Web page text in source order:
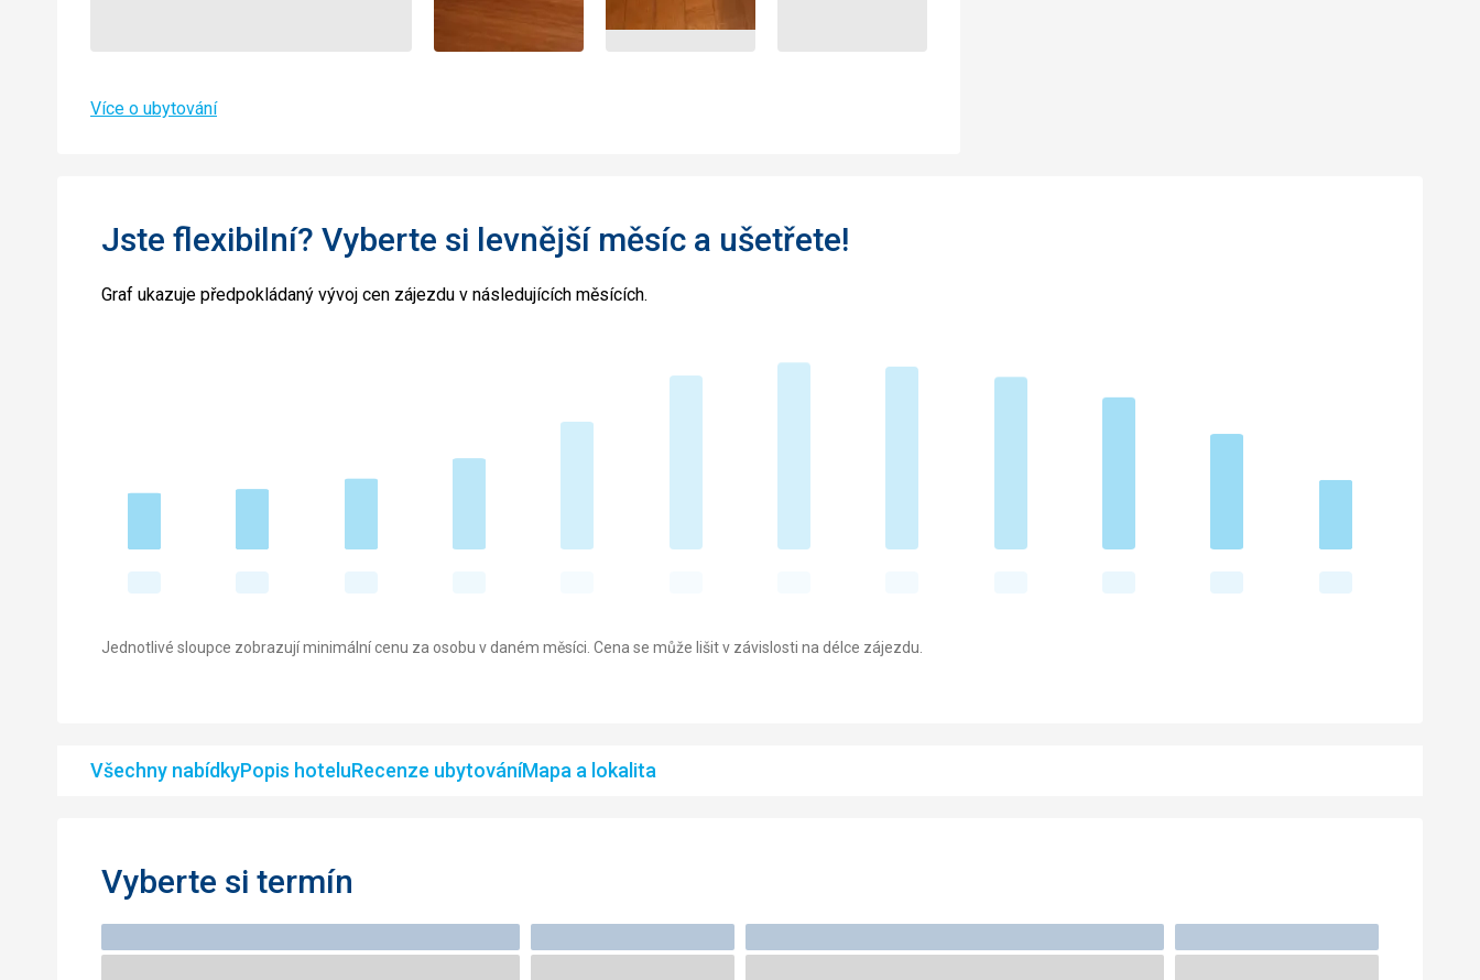
Více o ubytování
Jste flexibilní? Vyberte si levnější měsíc a ušetřete!
Graf ukazuje předpokládaný vývoj cen zájezdu v následujících měsících.
Jednotlivé sloupce zobrazují minimální cenu za osobu v daném měsíci. Cena se může lišit v závislosti na délce zájezdu.
Všechny nabídkyPopis hoteluRecenze ubytováníMapa a lokalita
Vyberte si termín